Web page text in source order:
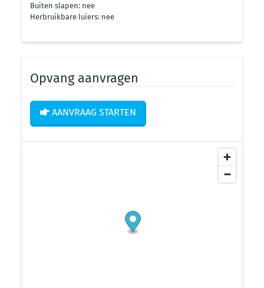
Buiten slapen: nee
Herbruikbare luiers: nee
Opvang aanvragen
AANVRAAG STARTEN